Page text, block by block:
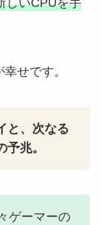
せです。
と、次なる
兆。
ゲーマーの